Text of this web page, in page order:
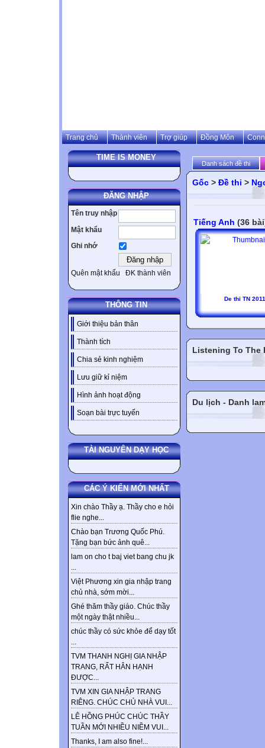
Trang chủ Thành viên Trợ giúp Đồng Môn
TIME IS MONEY
ĐĂNG NHẬP
Tên truy nhập
Mật khẩu
Ghi nhớ
Quên mật khẩu ĐK thành viên
THÔNG TIN
Giới thiệu bản thân
Thành tích
Chia sẻ kinh nghiệm
Lưu giữ kỉ niệm
Hình ảnh hoạt động
Soạn bài trực tuyến
TÀI NGUYÊN DẠY HỌC
CÁC Ý KIẾN MỚI NHẤT
Xin chào Thầy ạ. Thầy cho e hỏi
flie nghe...
Chào bạn Trương Quốc Phú.
Tặng bạn bức ảnh quê...
lam on cho t baj viet bang chu jk
...
Việt Phương xin gia nhập trang
chủ nhà, sớm mời...
Ghé thăm thầy giáo. Chúc thầy
một ngày thật nhiều...
chúc thầy có sức khỏe để dạy tốt
...
TVM THANH NGHỊ GIA NHẬP
TRANG, RẤT HÂN HẠNH
ĐƯỢC...
TVM XIN GIA NHẬP TRANG
RIÊNG. CHÚC CHỦ NHÀ VUI...
LÊ HỒNG PHÚC CHÚC THẦY
TUẦN MỚI NHIỀU NIỀM VUI...
Thanks, I am also fine!...
Danh sách đề thi
Gốc > Đề thi >
Tiếng Anh (36
De thi TN 2011
Listening To The
Du lịch - Danh